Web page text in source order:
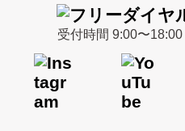
受付時間 9:00〜18:00